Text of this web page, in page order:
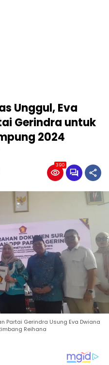
Unggul, Eva
Gerindra untuk
2024
390
Partai Gerindra Usung Eva Dwiana
Reihana